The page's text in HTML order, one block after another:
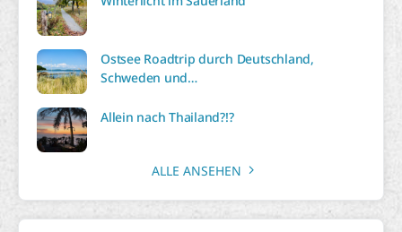
Ostsee Roadtrip durch Deutschland,
Schweden und…
Allein nach Thailand?!?
ALLE ANSEHEN